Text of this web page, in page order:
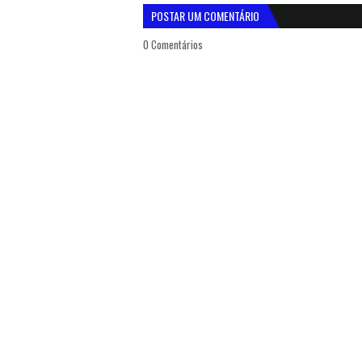
POSTAR UM COMENTÁRIO
0 Comentários